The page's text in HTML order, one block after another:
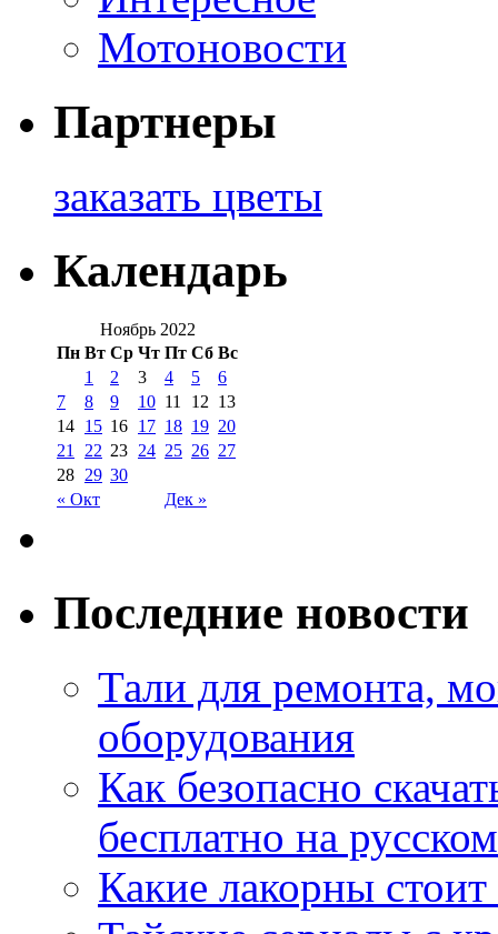
Мотоновости
Партнеры
заказать цветы
Календарь
Ноябрь 2022
Пн Вт Ср Чт Пт Сб Вс
« Окт Дек »
1 2 3 4 5
6
7
8 9 10 11 12 13
14 15 16 17 18 19 20
21
22 23 24 25 26 27
28 29 30
Последние новости
Тали для ремонта,
оборудования
Как безопасно
бесплатно на
Какие лакорны